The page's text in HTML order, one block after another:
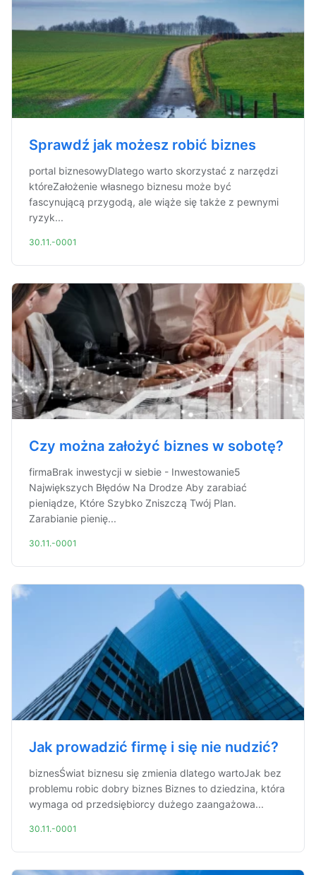
Sprawdź jak możesz robić biznes
portal biznesowyDlatego warto skorzystać z narzędzi
któreZałożenie własnego biznesu może być
fascynującą przygodą, ale wiąże się także z pewnymi
ryzyk...
30.11.-0001
Czy można założyć biznes w sobotę?
firmaBrak inwestycji w siebie - Inwestowanie5
Największych Błędów Na Drodze Aby zarabiać
pieniądze, Które Szybko Zniszczą Twój Plan.
Zarabianie pienię...
30.11.-0001
Jak prowadzić firmę i się nie nudzić?
biznesŚwiat biznesu się zmienia dlatego wartoJak bez
problemu robic dobry biznes Biznes to dziedzina, która
wymaga od przedsiębiorcy dużego zaangażowa...
30.11.-0001